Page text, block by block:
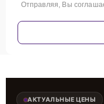
Отправляя, Вы
АКТУАЛЬНЫЕ ЦЕНЫ